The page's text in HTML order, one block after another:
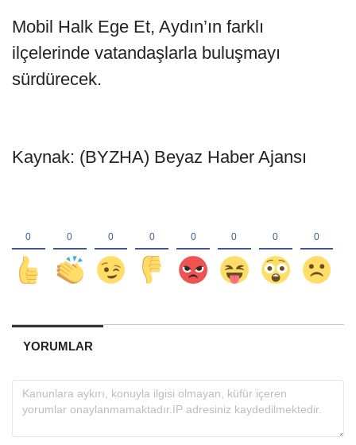
Mobil Halk Ege Et, Aydın’ın farklı
ilçelerinde vatandaşlarla buluşmayı
sürdürecek.
Kaynak: (BYZHA) Beyaz Haber Ajansı
YORUMLAR